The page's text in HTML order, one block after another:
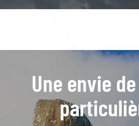
Une envie